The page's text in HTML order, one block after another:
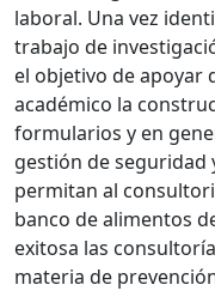
laboral. Una vez
trabajo de
el objetivo de apoyar
académico la
formularios y en
gestión de seguridad
permitan al
banco de alimentos
exitosa las
materia de